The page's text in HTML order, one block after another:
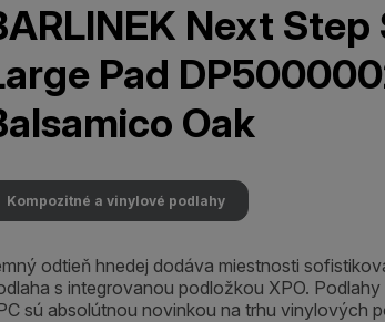
Next Step
Pad
Oak
Kompozitné a vinylové podlahy
odtieň hnedej dodáva miestnosti
s integrovanou podložkou XPO.
sú absolútnou novinkou na trhu vinylových